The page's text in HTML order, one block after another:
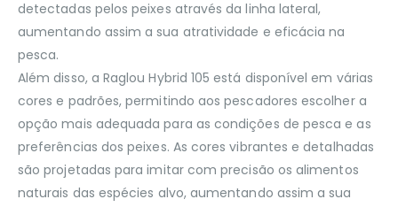
detectadas pelos peixes através da linha lateral,
aumentando assim a sua atratividade e eficácia na
pesca.
Além disso, a Raglou Hybrid 105 está disponível em várias
cores e padrões, permitindo aos pescadores escolher a
opção mais adequada para as condições de pesca e as
preferências dos peixes. As cores vibrantes e detalhadas
são projetadas para imitar com precisão os alimentos
naturais das espécies alvo, aumentando assim a sua